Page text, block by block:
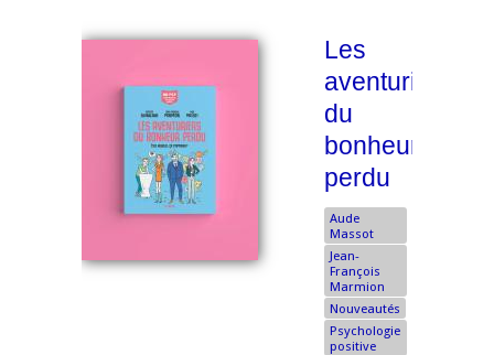
Les
aventuriers
du
bonheur
perdu
Aude
Massot
Jean-
François
Marmion
Nouveautés
Psychologie
positive